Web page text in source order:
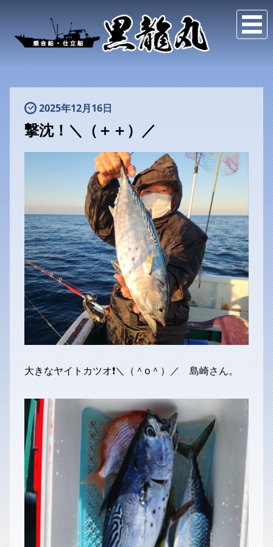
2025年12月16日
撃沈！＼（＋＋）／
大きなヤイトカツオ❗＼（＾o＾）／ 島崎さん。